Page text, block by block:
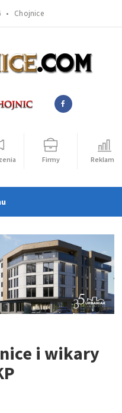
• Chojnice
Firmy Reklama
i wikary